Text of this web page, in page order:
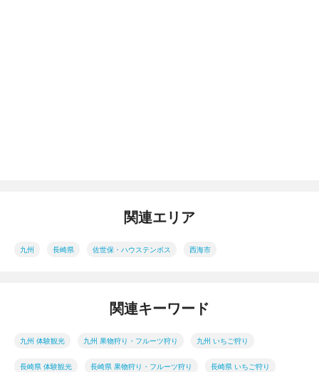
関連エリア
九州 長崎県 佐世保・ハウステンボス 西海市
関連キーワード
九州 体験観光 九州 果物狩り・フルーツ狩り 九州 いちご狩り
長崎県 体験観光 長崎県 果物狩り・フルーツ狩り 長崎県 いちご狩り